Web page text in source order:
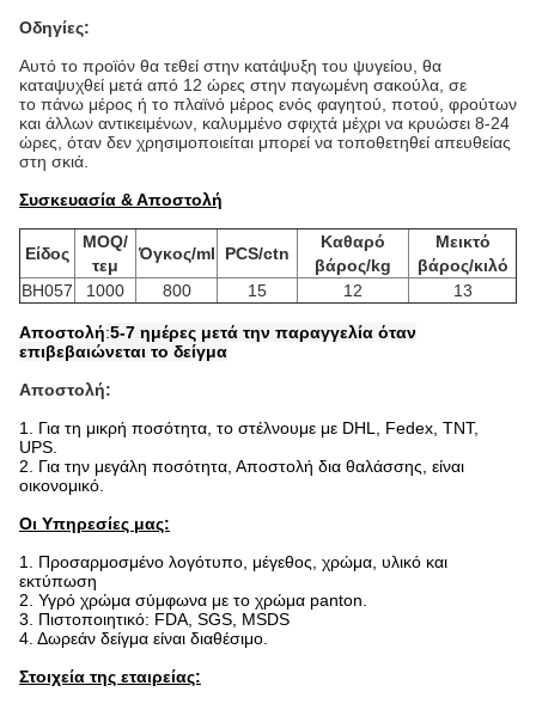
Οδηγίες:
Αυτό το προϊόν θα τεθεί στην κατάψυξη του ψυγείου, θα
καταψυχθεί μετά από 12 ώρες στην παγωμένη σακούλα, σε
το πάνω μέρος ή το πλαϊνό μέρος ενός φαγητού, ποτού, φρούτων
και άλλων αντικειμένων, καλυμμένο σφιχτά μέχρι να κρυώσει 8-24
ώρες, όταν δεν χρησιμοποιείται μπορεί να τοποθετηθεί απευθείας
στη σκιά.
Συσκευασία & Αποστολή
Είδος
MOQ/
τεμ
Όγκος/ml PCS/ctn
Καθαρό
βάρος/kg
Μεικτό
βάρος/κιλό
BH057
1000 800 15 12 13
Αποστολή:5-7 ημέρες μετά την παραγγελία όταν
επιβεβαιώνεται το δείγμα
Αποστολή:
1. Για τη μικρή ποσότητα, το στέλνουμε με DHL, Fedex, TNT,
UPS.
2. Για την μεγάλη ποσότητα, Αποστολή δια θαλάσσης, είναι
οικονομικό.
Οι Υπηρεσίες μας:
1. Προσαρμοσμένο λογότυπο, μέγεθος, χρώμα, υλικό και
εκτύπωση
2. Υγρό χρώμα σύμφωνα με το χρώμα panton.
3. Πιστοποιητικό: FDA, SGS, MSDS
4. Δωρεάν δείγμα είναι διαθέσιμο.
Στοιχεία της εταιρείας: